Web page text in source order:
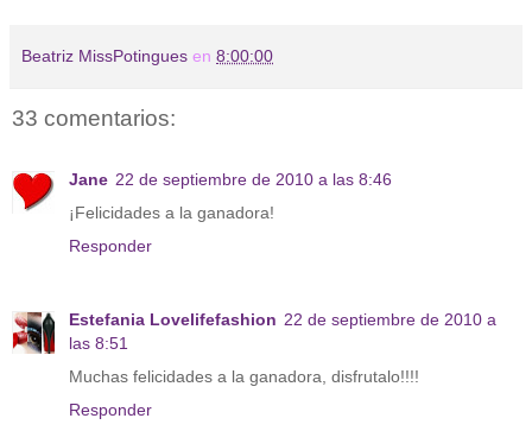
Beatriz MissPotingues en 8:00:00
33 comentarios:
Jane 22 de septiembre de 2010 a las 8:46
¡Felicidades a la ganadora!
Responder
Estefania Lovelifefashion 22 de septiembre de 2010 a
las 8:51
Muchas felicidades a la ganadora, disfrutalo!!!!
Responder